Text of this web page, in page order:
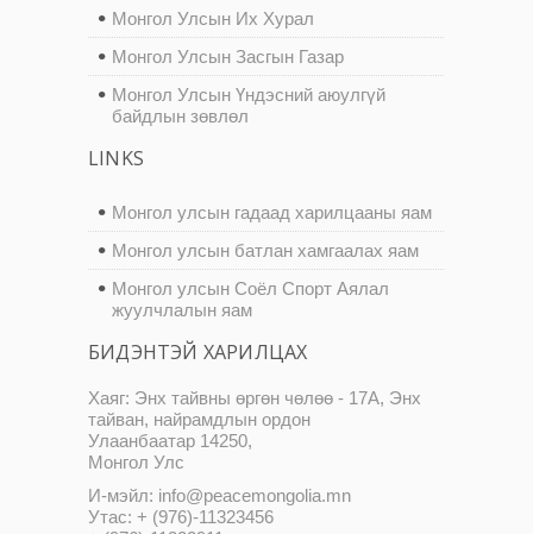
Монгол Улсын Их Хурал
Монгол Улсын Засгын Газар
Монгол Улсын Үндэсний аюулгүй
байдлын зөвлөл
LINKS
Монгол улсын гадаад харилцааны яам
Монгол улсын батлан хамгаалах яам
Монгол улсын Соёл Спорт Аялал
жуулчлалын яам
БИДЭНТЭЙ ХАРИЛЦАХ
Хаяг: Энх тайвны өргөн чөлөө - 17А, Энх
тайван, найрамдлын ордон
Улаанбаатар 14250,
Монгол Улс
И-мэйл: info@peacemongolia.mn
Утас: + (976)-11323456